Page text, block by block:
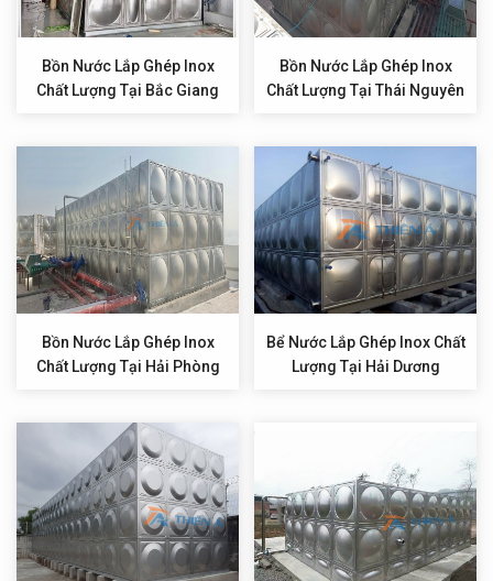
Bồn Nước Lắp Ghép Inox
Chất Lượng Tại Bắc Giang
Bồn Nước Lắp Ghép Inox
Chất Lượng Tại Thái Nguyên
Bồn Nước Lắp Ghép Inox
Chất Lượng Tại Hải Phòng
Bể Nước Lắp Ghép Inox Chất
Lượng Tại Hải Dương